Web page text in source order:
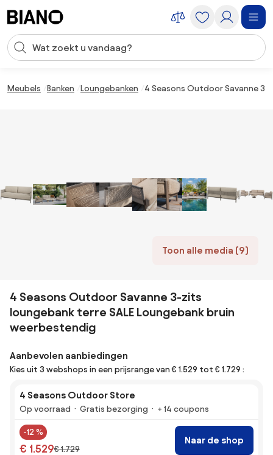
Zoekopdracht invoeren
Meubels Banken Loungebanken 4 Seasons Outdoor Savanne
Toon alle media (9)
4 Seasons Outdoor Savanne 3-zits
loungebank terre SALE Loungebank bruin
weerbestendig
Aanbevolen aanbiedingen
Kies uit 3 webshops in een prijsrange van € 1.529 tot € 1.729 :
4 Seasons Outdoor Store
Op voorraad Gratis bezorging + 14 coupons
-12 %
€ 1.529€ 1.729
Naar de shop